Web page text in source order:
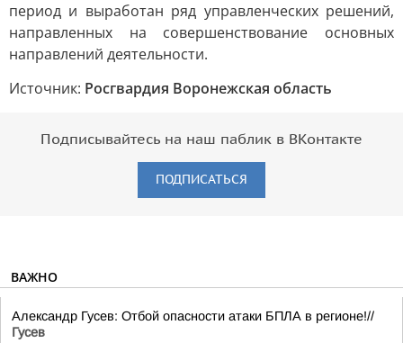
период и выработан ряд управленческих решений,
направленных на совершенствование основных
направлений деятельности.
Источник: Росгвардия Воронежская область
Подписывайтесь на наш паблик в ВКонтакте
ПОДПИСАТЬСЯ
ВАЖНО
Александр Гусев: Отбой опасности атаки БПЛА в регионе!//
Гусев